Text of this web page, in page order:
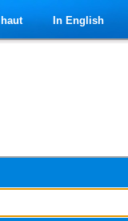
In English